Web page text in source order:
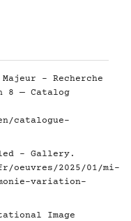
- Recherche
8 — Catalog
catalogue-
- Gallery.
oeuvres/2025/01/mi-
variation-
Image